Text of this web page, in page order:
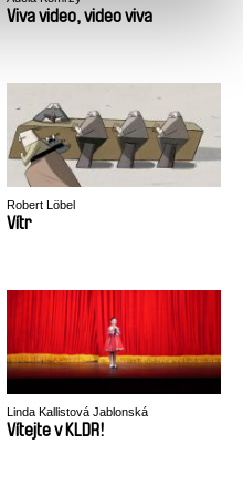
Viva video, video viva
Robert Löbel
Vítr
Linda Kallistová Jablonská
Vítejte v KLDR!